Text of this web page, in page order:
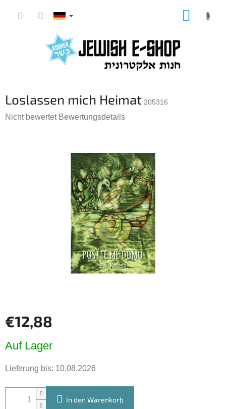
Inhalt
Loslassen mich Heimat 205316
Die
Nicht bewertet Bewertungsdetails
€12,88
Auf Lager
Lieferung bis: 10.08.2026
In den Warenkorb